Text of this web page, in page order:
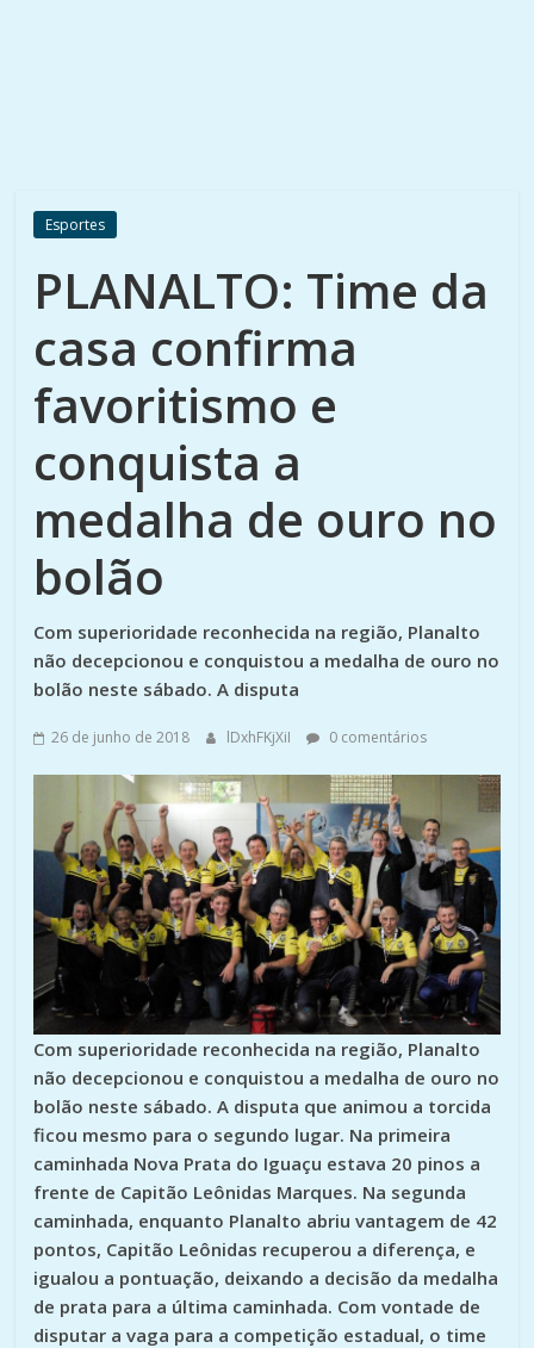
Esportes
PLANALTO: Time da
casa confirma
favoritismo e
conquista a
medalha de ouro no
bolão
Com superioridade reconhecida na região, Planalto
não decepcionou e conquistou a medalha de ouro no
bolão neste sábado. A disputa
26 de junho de 2018 lDxhFKjXiI 0 comentários
Com superioridade reconhecida na região, Planalto
não decepcionou e conquistou a medalha de ouro no
bolão neste sábado. A disputa que animou a torcida
ficou mesmo para o segundo lugar. Na primeira
caminhada Nova Prata do Iguaçu estava 20 pinos a
frente de Capitão Leônidas Marques. Na segunda
caminhada, enquanto Planalto abriu vantagem de 42
pontos, Capitão Leônidas recuperou a diferença, e
igualou a pontuação, deixando a decisão da medalha
de prata para a última caminhada. Com vontade de
disputar a vaga para a competição estadual, o time